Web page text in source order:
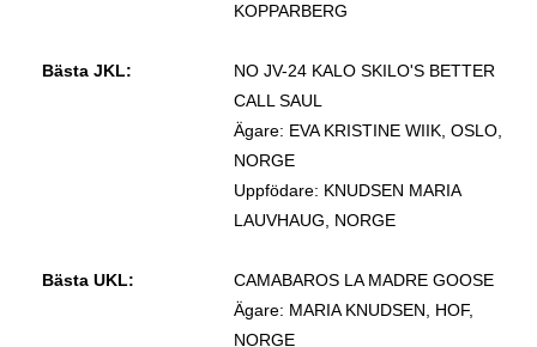
KOPPARBERG
Bästa JKL:
NO JV-24 KALO SKILO'S BETTER
CALL SAUL
Ägare: EVA KRISTINE WIIK, OSLO,
NORGE
Uppfödare: KNUDSEN MARIA
LAUVHAUG, NORGE
Bästa UKL:
CAMABAROS LA MADRE GOOSE
Ägare: MARIA KNUDSEN, HOF,
NORGE